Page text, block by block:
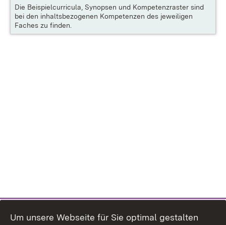
Die Beispielcurricula, Synopsen und Kompetenzraster sind
bei den inhaltsbezogenen Kompetenzen des jeweiligen
Faches zu finden.
Um unsere Webseite für Sie optimal gestalten